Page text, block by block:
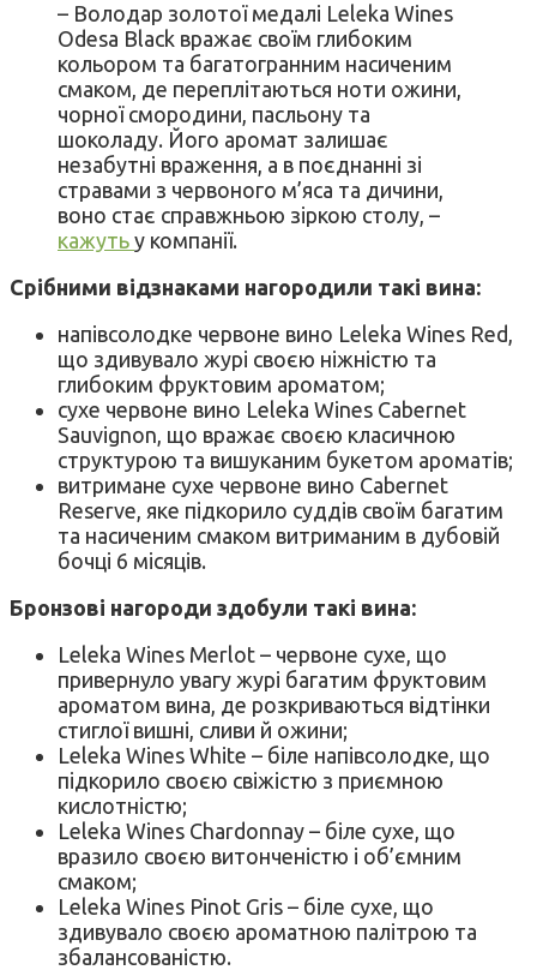
– Володар золотої медалі Leleka Wines
Odesa Black вражає своїм глибоким
кольором та багатогранним насиченим
смаком, де переплітаються ноти ожини,
чорної смородини, пасльону та
шоколаду. Його аромат залишає
незабутні враження, а в поєднанні зі
стравами з червоного м’яса та дичини,
воно стає справжньою зіркою столу, –
кажуть у компанії.
Срібними відзнаками нагородили такі вина:
напівсолодке червоне вино Leleka Wines Red,
що здивувало журі своєю ніжністю та
глибоким фруктовим ароматом;
сухе червоне вино Leleka Wines Cabernet
Sauvignon, що вражає своєю класичною
структурою та вишуканим букетом ароматів;
витримане сухе червоне вино Cabernet
Reserve, яке підкорило суддів своїм багатим
та насиченим смаком витриманим в дубовій
бочці 6 місяців.
Бронзові нагороди здобули такі вина:
Leleka Wines Merlot – червоне сухе, що
привернуло увагу журі багатим фруктовим
ароматом вина, де розкриваються відтінки
стиглої вишні, сливи й ожини;
Leleka Wines White – біле напівсолодке, що
підкорило своєю свіжістю з приємною
кислотністю;
Leleka Wines Chardonnay – біле сухе, що
вразило своєю витонченістю і об’ємним
смаком;
Leleka Wines Pinot Gris – біле сухе, що
здивувало своєю ароматною палітрою та
збалансованістю.